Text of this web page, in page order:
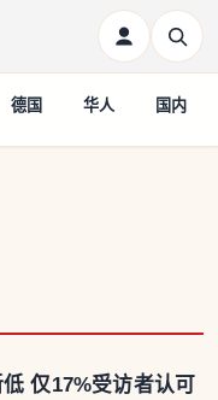
德国 华人 国内
仅17%受访者认可